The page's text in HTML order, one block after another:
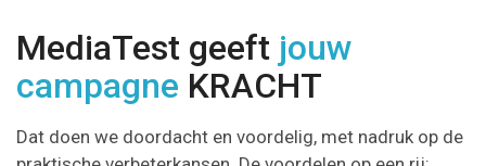
MediaTest geeft jouw
campagne KRACHT
Dat doen we doordacht en voordelig, met nadruk op de